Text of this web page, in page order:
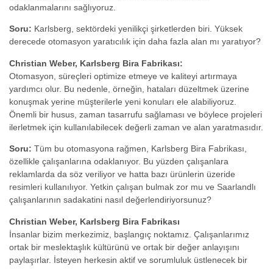
odaklanmalarını sağlıyoruz.
Soru: Karlsberg, sektördeki yenilikçi şirketlerden biri. Yüksek
derecede otomasyon yaratıcılık için daha fazla alan mı yaratıyor?
Christian Weber, Karlsberg Bira Fabrikası:
Otomasyon, süreçleri optimize etmeye ve kaliteyi artırmaya
yardımcı olur. Bu nedenle, örneğin, hataları düzeltmek üzerine
konuşmak yerine müşterilerle yeni konuları ele alabiliyoruz.
Önemli bir husus, zaman tasarrufu sağlaması ve böylece projeleri
ilerletmek için kullanılabilecek değerli zaman ve alan yaratmasıdır.
Soru: Tüm bu otomasyona rağmen, Karlsberg Bira Fabrikası,
özellikle çalışanlarına odaklanıyor. Bu yüzden çalışanlara
reklamlarda da söz veriliyor ve hatta bazı ürünlerin üzeride
resimleri kullanılıyor. Yetkin çalışan bulmak zor mu ve Saarlandlı
çalışanlarının sadakatini nasıl değerlendiriyorsunuz?
Christian Weber, Karlsberg Bira Fabrikası
İnsanlar bizim merkezimiz, başlangıç noktamız. Çalışanlarımız
ortak bir meslektaşlık kültürünü ve ortak bir değer anlayışını
paylaşırlar. İsteyen herkesin aktif ve sorumluluk üstlenecek bir